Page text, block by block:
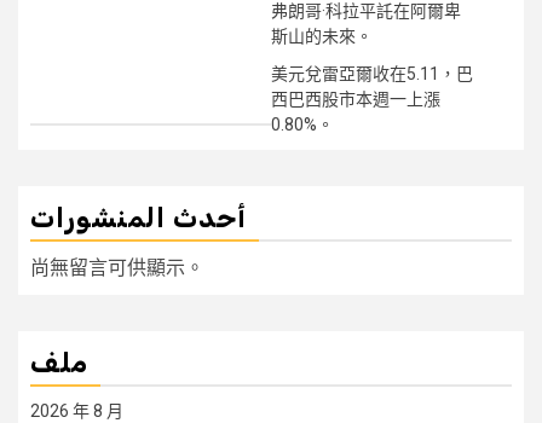
弗朗哥·科拉平託在阿爾卑
斯山的未來。
美元兌雷亞爾收在5.11，巴
西巴西股市本週一上漲
0.80%。
أحدث المنشورات
尚無留言可供顯示。
ملف
2026 年 8 月